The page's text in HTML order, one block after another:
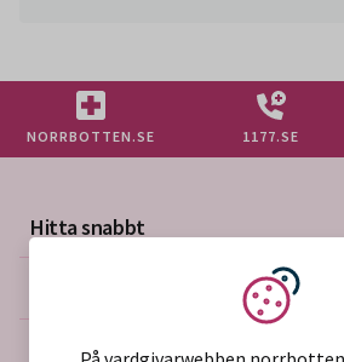
NORRBOTTEN.SE 1177.SE
Hitta snabbt
Mer på vårdgivarwebben
Om webbplatsen
Vi